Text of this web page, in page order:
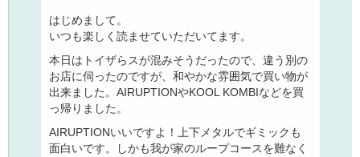
はじめまして。
いつも楽しく読ませていただいてます。
本日はトイザらスが混みそうだったので、違う別の
お店に伺ったのですが、和やかな雰囲気で買い物が
出来ました。AIRUPTIONやKOOL KOMBIなどを買
っ帰りました。
AIRUPTIONいいですよ！上下メタルでギミックも
面白いです。しかも我が家のループコースを難なく